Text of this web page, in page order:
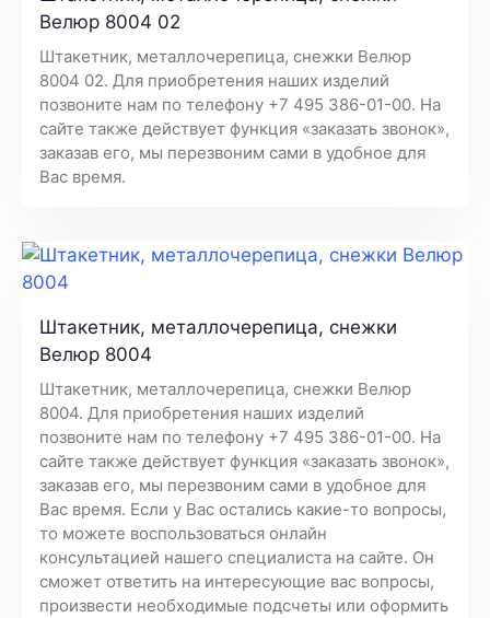
Велюр 8004 02
Штакетник, металлочерепица, снежки Велюр
8004 02. Для приобретения наших изделий
позвоните нам по телефону +7 495 386-01-00. На
сайте также действует функция «заказать звонок»,
заказав его, мы перезвоним сами в удобное для
Вас время.
Штакетник, металлочерепица, снежки
Велюр 8004
Штакетник, металлочерепица, снежки Велюр
8004. Для приобретения наших изделий
позвоните нам по телефону +7 495 386-01-00. На
сайте также действует функция «заказать звонок»,
заказав его, мы перезвоним сами в удобное для
Вас время. Если у Вас остались какие-то вопросы,
то можете воспользоваться онлайн
консультацией нашего специалиста на сайте. Он
сможет ответить на интересующие вас вопросы,
произвести необходимые подсчеты или оформить